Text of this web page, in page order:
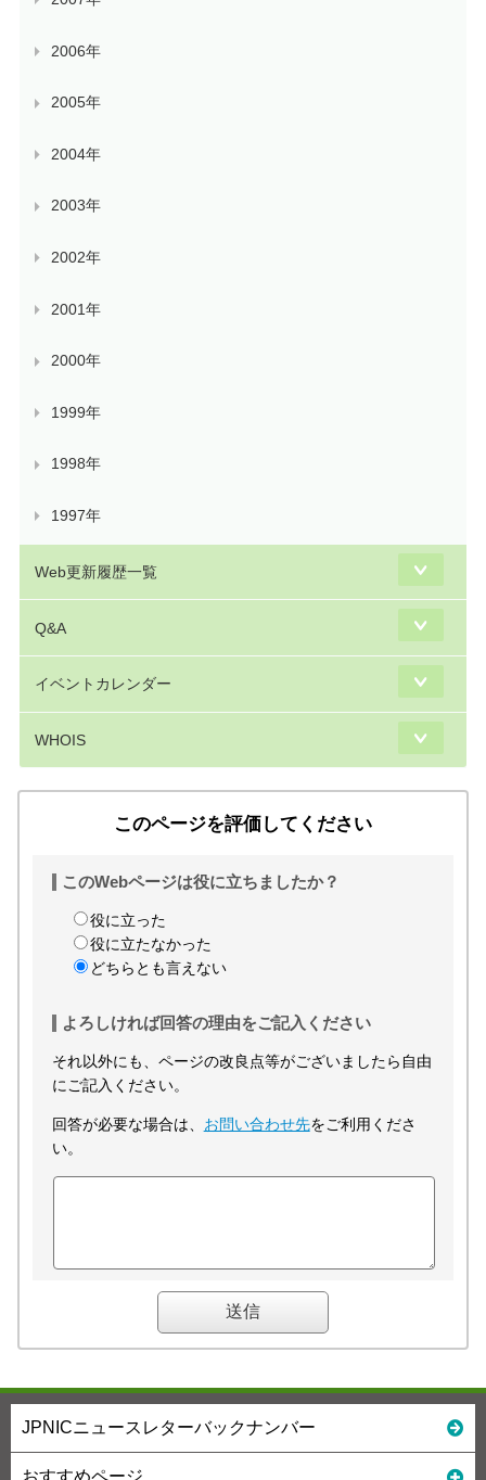
2006年
2005年
2004年
2003年
2002年
2001年
2000年
1999年
1998年
1997年
Web更新履歴一覧
Q&A
イベントカレンダー
WHOIS
このページを評価してください
このWebページは役に立ちましたか？
役に立った
役に立たなかった
どちらとも言えない
よろしければ回答の理由をご記入ください
それ以外にも、ページの改良点等がございましたら自由
にご記入ください。
回答が必要な場合は、 お問い合わせ先をご利用くださ
い。
JPNICニュースレターバックナンバー
おすすめページ